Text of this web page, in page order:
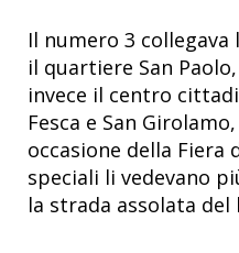
Il numero 3 collegava
il quartiere San
invece il centro
Fesca e San
occasione della Fiera
speciali li vedevano
la strada assolata